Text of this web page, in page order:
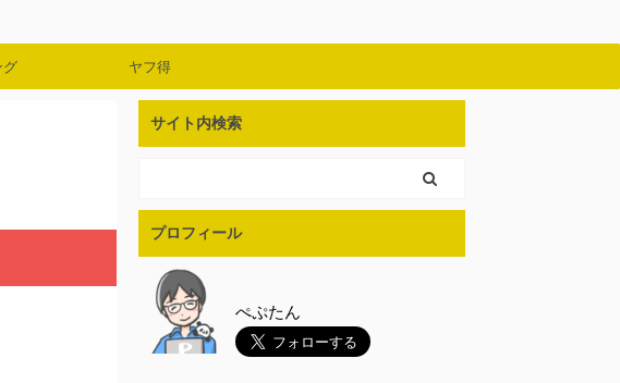
グ ヤフ得
サイト内検索
プロフィール
ぺぷたん